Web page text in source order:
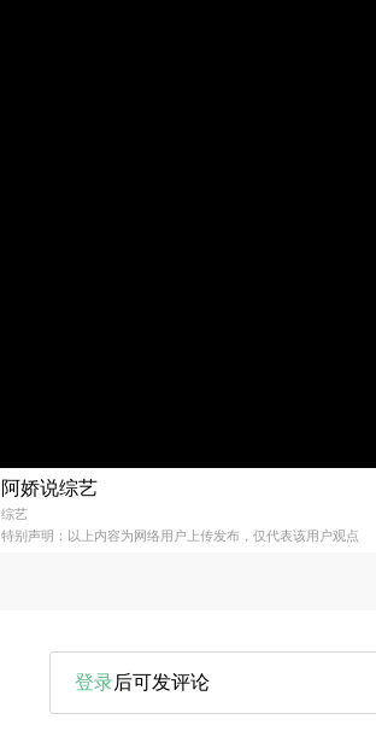
阿娇说综艺
综艺
特别声明：以上内容为网络用户上传发布，仅代表该用户观点
登录后可发评论